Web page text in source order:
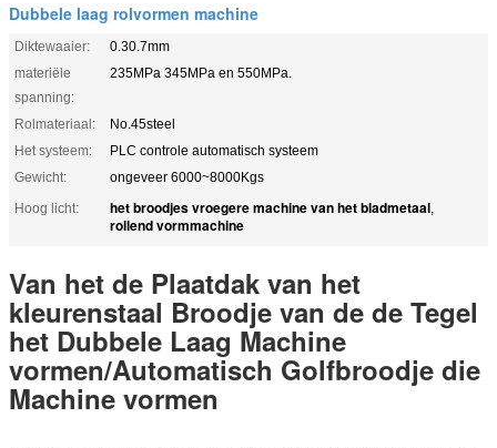
Dubbele laag rolvormen machine
Diktewaaier:
0.30.7mm
materiële
spanning:
235MPa 345MPa en 550MPa.
Rolmateriaal:
No.45steel
Het systeem:
PLC controle automatisch systeem
Gewicht:
ongeveer 6000~8000Kgs
Hoog licht:
het broodjes vroegere machine van het bladmetaal,
rollend vormmachine
Van het de Plaatdak van het
kleurenstaal Broodje van de de Tegel
het Dubbele Laag Machine
vormen/Automatisch Golfbroodje die
Machine vormen